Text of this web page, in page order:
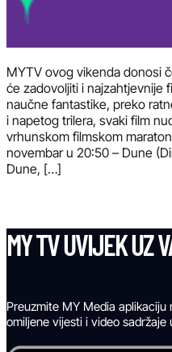
MYTV ovog vikenda donosi
će zadovoljiti i najzahtjevnije
naučne fantastike, preko
i napetog trilera, svaki film
vrhunskom filmskom
novembar u 20:50 – Dune
Dune, […]
MY TV UVIJEK UZ
Preuzmite MY Media aplikaciju
omiljene vijesti i video sadržaje